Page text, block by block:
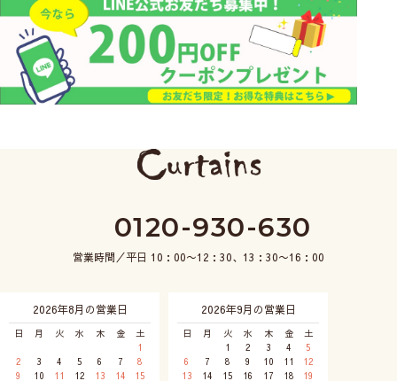
0120-930-630
営業時間／平日 10：00〜12：30、13：30〜16：00
2026年8月の営業日
日 月 火 水 木 金
土
1
2
3 4 5 6 7
8
9
10 11 12 13 14 15
2026年9月の営業日
日 月 火 水 木 金
土
1
2 3 4
5
6
7 8 9 10 11
12
13
14 15 16 17 18 19